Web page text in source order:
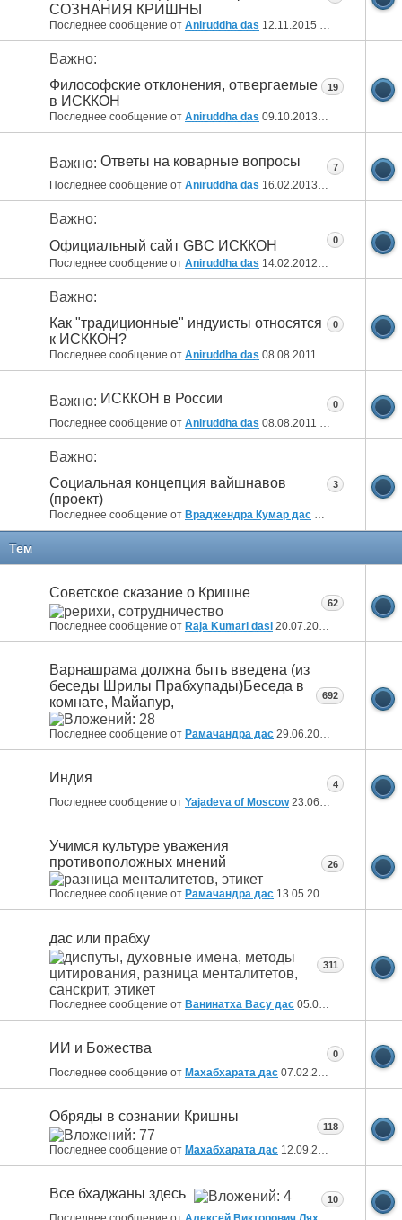
СОЗНАНИЯ КРИШНЫ
Последнее сообщение от Aniruddha das 12.11.2015 12:52
Важно:
Философские отклонения, отвергаемые
в ИСККОН
Последнее сообщение от Aniruddha das 09.10.2013 18:15
19
Важно: Ответы на коварные вопросы
Последнее сообщение от Aniruddha das 16.02.2013 08:23
7
Важно:
Официальный сайт GBC ИСККОН
Последнее сообщение от Aniruddha das 14.02.2012
0
Важно:
Как "традиционные" индуисты относятся
к ИСККОН?
Последнее сообщение от Aniruddha das 08.08.2011
0
Важно: ИСККОН в России
Последнее сообщение от Aniruddha das 08.08.2011
0
Важно:
Социальная концепция вайшнавов
(проект)
Последнее сообщение от Враджендра Кумар дас
3
Тем
Советское сказание о Кришне
Последнее сообщение от Raja Kumari dasi 20.07.2026
62
Варнашрама должна быть введена (из
беседы Шрилы Прабхупады)Беседа в
комнате, Майапур,
Последнее сообщение от Рамачандра дас 29.06.2026
692
Индия
Последнее сообщение от Yajadeva of Moscow23.06.2026 17:02
4
Учимся культуре уважения
противоположных мнений
Последнее сообщение от Рамачандра дас 13.05.2026
26
дас или прабху
Последнее сообщение от Ванинатха Васу дас 05.03.2026
311
ИИ и Божества
Последнее сообщение от Махабхарата дас 07.02.2026
0
Обряды в сознании Кришны
Последнее сообщение от Махабхарата дас 12.09.2025
118
Все бхаджаны здесь 10